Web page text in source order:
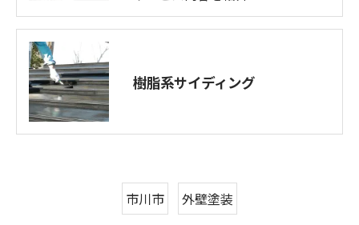
樹脂系サイディング
市川市 外壁塗装